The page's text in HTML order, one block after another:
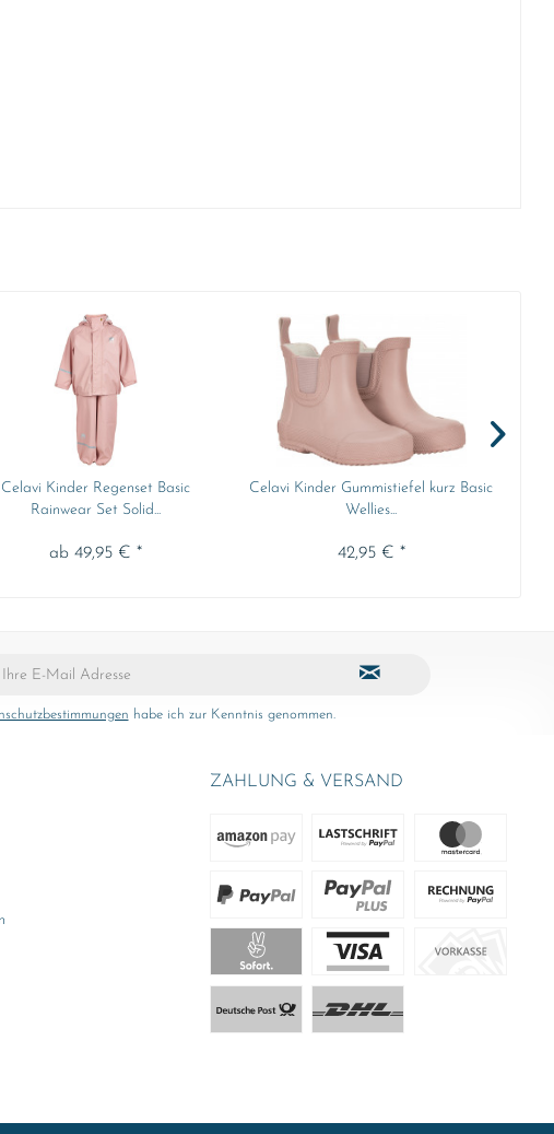
Celavi Kinder Regenset Basic
Rainwear Set Solid...
ab 49,95 € *
Celavi Kinder Gummistiefel kurz Basic
Wellies...
42,95 € *
habe ich zur Kenntnis genommen.
ZAHLUNG & VERSAND